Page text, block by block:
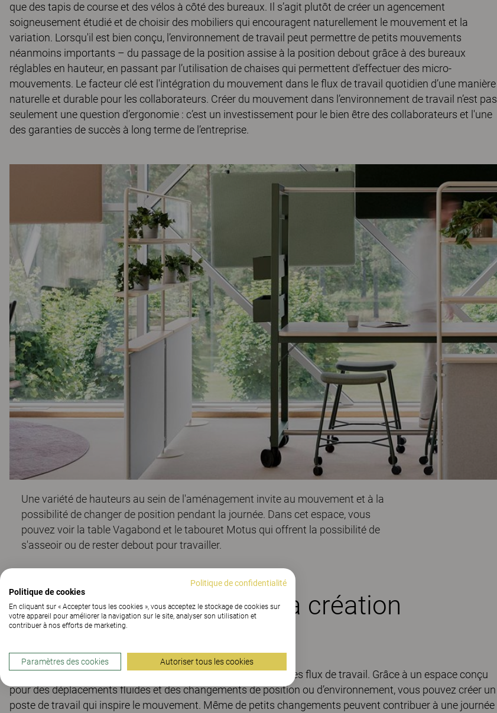
que des tapis de course et des vélos à côté des bureaux. Il s’agit plutôt de créer un agencement
soigneusement étudié et de choisir des mobiliers qui encouragent naturellement le mouvement et la
variation. Lorsqu'il est bien conçu, l’environnement de travail peut permettre de petits mouvements
néanmoins importants – du passage de la position assise à la position debout grâce à des bureaux
réglables en hauteur, en passant par l’utilisation de chaises qui permettent d'effectuer des micro-
mouvements. Le facteur clé est l'intégration du mouvement dans le flux de travail quotidien d’une manière
naturelle et durable pour les collaborateurs. Créer du mouvement dans l’environnement de travail n’est pas
seulement une question d’ergonomie : c’est un investissement pour le bien être des collaborateurs et l'une
des garanties de succès à long terme de l’entreprise.
Une variété de hauteurs au sein de l'aménagement invite au mouvement et à la
possibilité de changer de position pendant la journée. Dans cet espace, vous
pouvez voir la tableVagabond et le tabouret Motus qui offrent la possibilité de
s'asseoir ou de rester debout pour travailler.
Le rôle du modèle dans la création
de mouvement
L’agencement du bureau affecte à la fois le comportement et les flux de travail. Grâce à un espace conçu
pour des déplacements fluides et des changements de position ou d’environnement, vous pouvez créer un
poste de travail qui inspire le mouvement. Même de petits changements peuvent contribuer à une journée
Politique de confidentialité
Politique de cookies
En cliquant sur « Accepter tous les cookies », vous acceptez le stockage de cookies sur
votre appareil pour améliorer la navigation sur le site, analyser son utilisation et
contribuer à nos efforts de marketing.
Paramètres des cookies Autoriser tous les cookies